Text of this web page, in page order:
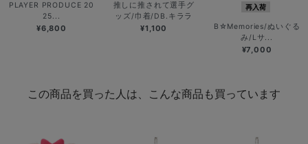
PLAYER PRODUCE 20
25...
¥6,800
推しに推されて選手グ
ッズ/巾着/DB.キララ
¥1,100
再入荷
B☆Memories/ぬいぐる
み/Lサ...
¥7,000
この商品を買った人は、こんな商品も買っています